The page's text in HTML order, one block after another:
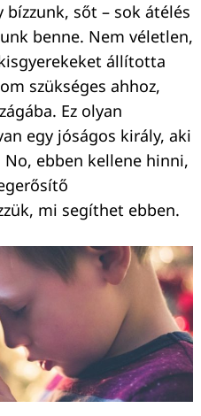
sőt – sok átélés
benne. Nem véletlen,
állította
szükséges ahhoz,
Ez olyan
egy jóságos király, aki
ebben kellene hinni,
mi segíthet ebben.